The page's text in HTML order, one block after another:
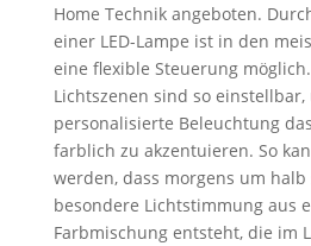
Home Technik angeboten.
einer LED-Lampe ist in den
eine flexible Steuerung
Lichtszenen sind so
personalisierte Beleuchtung
farblich zu akzentuieren. So
werden, dass morgens um
besondere Lichtstimmung aus
Farbmischung entsteht, die im